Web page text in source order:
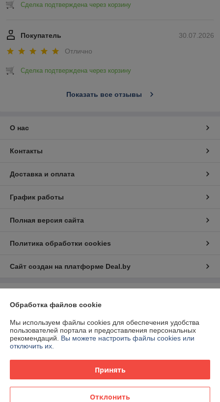
Сделка подтверждена через корзину
30.07.2026
Покупатель
Отлично
Сделка подтверждена через корзину
Показать все отзывы
О нас
Контакты
Доставка и оплата
График работы
Полная версия сайта
Политика обработки cookies
Сайт создан на платформе Deal.by
223053 Беларусь, Минская обл., Минский р-н, Боровлянский с/с, д.
Малиновка, 35А/1, комн. 12
Регистрационный номер ЕГР: 691840337
Регистрационный орган: Минский РИК
Дата регистрации компании: 22.09.2017
Обработка файлов cookie
Мы используем файлы cookies для обеспечения удобства
пользователей портала и предоставления персональных
рекомендаций. Вы можете настроить файлы cookies или
отключить их.
Принять
Отклонить